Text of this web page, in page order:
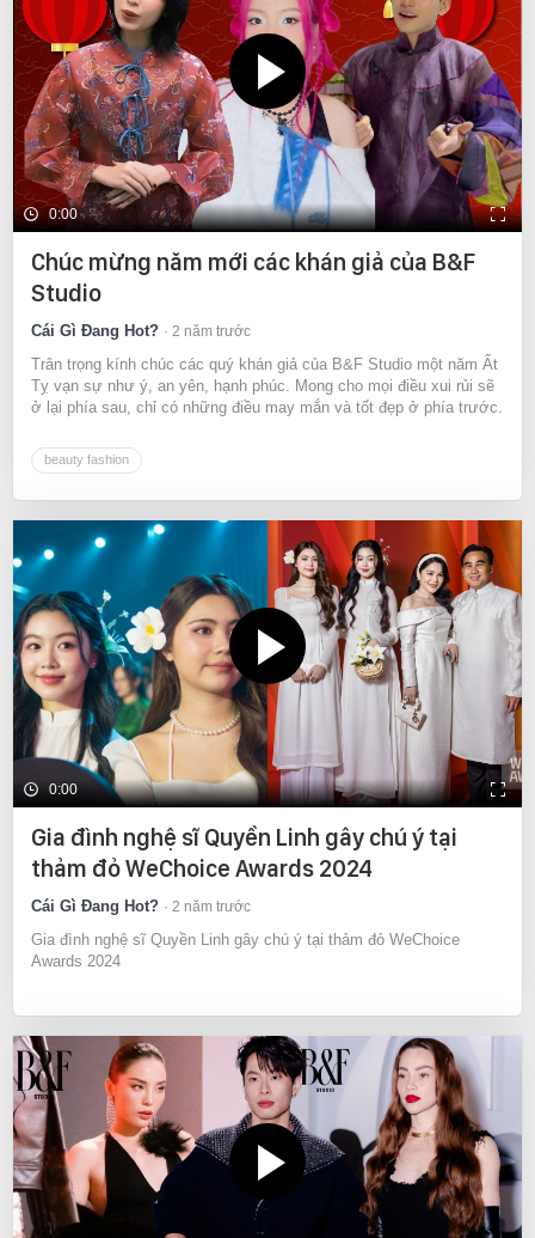
0:00
Chúc mừng năm mới các khán giả của B&F
Studio
Cái Gì Đang Hot? 2 năm trước
Trân trọng kính chúc các quý khán giả của B&F Studio một năm Ất
Tỵ vạn sự như ý, an yên, hạnh phúc. Mong cho mọi điều xui rủi sẽ
ở lại phía sau, chỉ có những điều may mắn và tốt đẹp ở phía trước.
beauty fashion
0:00
Gia đình nghệ sĩ Quyền Linh gây chú ý tại
thảm đỏ WeChoice Awards 2024
Cái Gì Đang Hot? 2 năm trước
Gia đình nghệ sĩ Quyền Linh gây chú ý tại thảm đỏ WeChoice
Awards 2024